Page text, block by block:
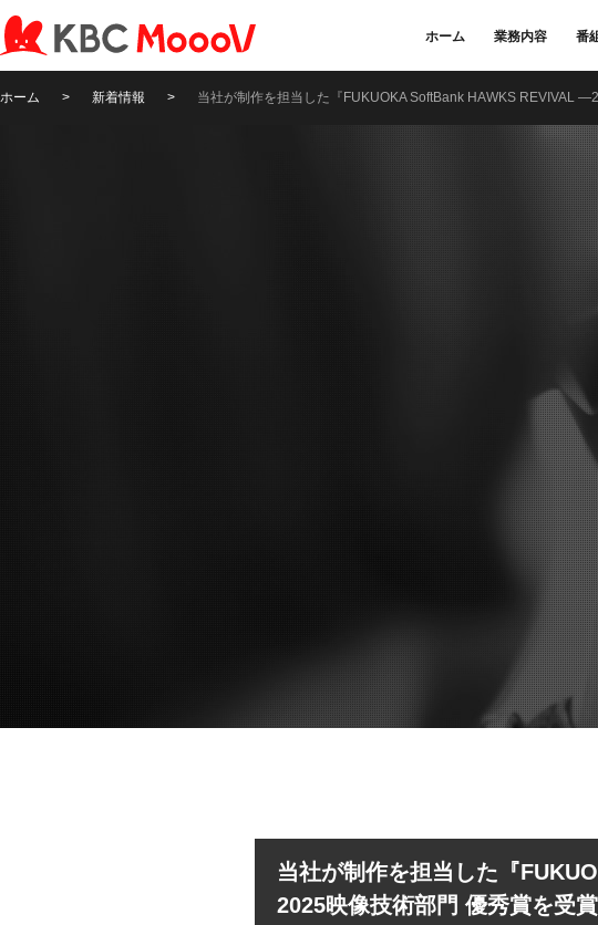
ホーム 業務内容 番
ホーム > 新着情報 > 当社が制作を担当した『FUKUOKA SoftBank HAWKS REVIVAL
当社が制作を担当した『
2025映像技術部門 優秀賞を受賞